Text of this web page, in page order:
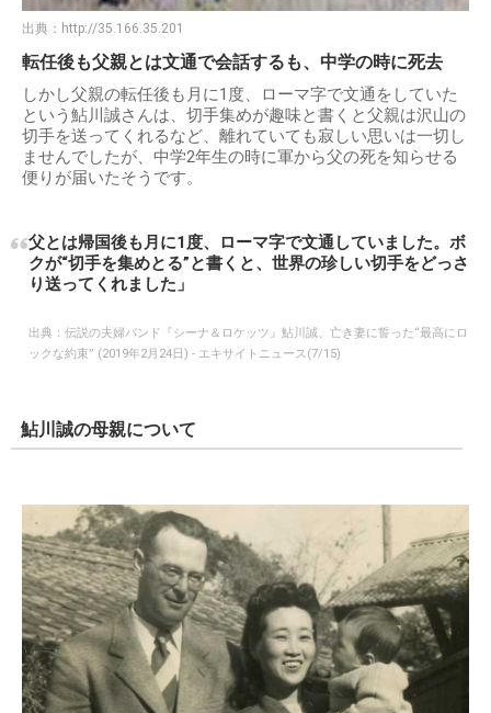
出典： http://35.166.35.201
転任後も父親とは文通で会話するも、中学の時に死去
しかし父親の転任後も月に1度、ローマ字で文通をしていた
という鮎川誠さんは、切手集めが趣味と書くと父親は沢山の
切手を送ってくれるなど、離れていても寂しい思いは一切し
ませんでしたが、中学2年生の時に軍から父の死を知らせる
便りが届いたそうです。
父とは帰国後も月に1度、ローマ字で文通していました。ボ
クが“切手を集めとる”と書くと、世界の珍しい切手をどっさ
り送ってくれました」
出典： 伝説の夫婦バンド『シーナ＆ロケッツ』鮎川誠、亡き妻に誓った“最高にロ
ックな約束” (2019年2月24日) - エキサイトニュース(7/15)
鮎川誠の母親について